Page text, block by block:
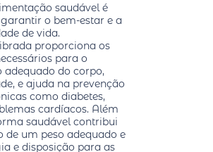
saudável é
o bem-estar e a
de vida.
proporciona os
para o
adequado do corpo,
e ajuda na prevenção
como diabetes,
cardíacos. Além
saudável contribui
de um peso adequado e
e disposição para as